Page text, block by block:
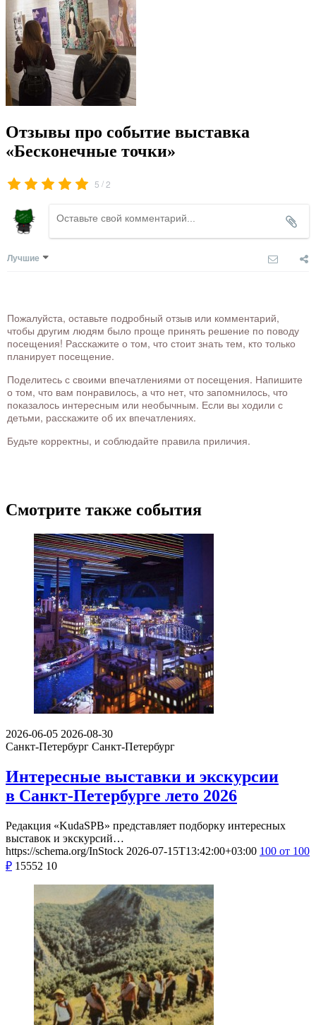
Отзывы про событие выставка
«Бесконечные точки»
5 /2
Лучшие
Пожалуйста, оставьте подробный отзыв или комментарий,
чтобы другим людям было проще принять решение по поводу
посещения! Расскажите о том, что стоит знать тем, кто только
планирует посещение.
Поделитесь с своими впечатлениями от посещения. Напишите
о том, что вам понравилось, а что нет, что запомнилось, что
показалось интересным или необычным. Если вы ходили с
детьми, расскажите об их впечатлениях.
Будьте корректны, и соблюдайте правила приличия.
Смотрите также события
2026-06-05 2026-08-30
Санкт-Петербург Санкт-Петербург
Интересные выставки и экскурсии
в Санкт-Петербурге лето 2026
Редакция «KudaSPB» представляет подборку интересных
выставок и экскурсий…
https://schema.org/InStock 2026-07-15T13:42:00+03:00 100 от 100
₽ 15552 10